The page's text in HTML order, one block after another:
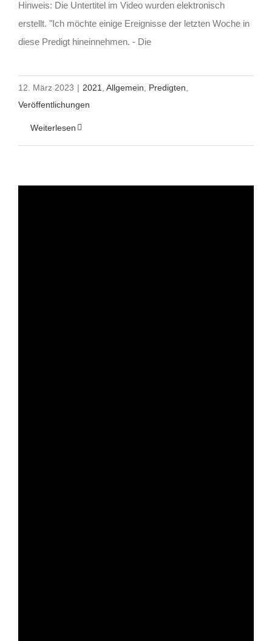
Hinweis: Die Untertitel im Video wurden elektronisch
erstellt. "Ich möchte einige Ereignisse der letzten Woche in
diese Predigt hineinnehmen. - Die
12. März 2023 | 2021 Allgemein Predigten
Veröffentlichungen
Weiterlesen